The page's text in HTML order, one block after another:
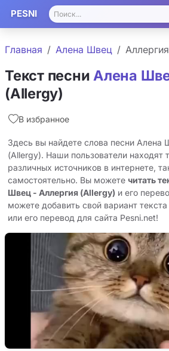
PESNI
Главная Алена Швец
Текст песни Алена
(Allergy)
В избранное
Здесь вы найдете слова песни Алена
(Allergy). Наши пользователи находят
различных источников в интернете,
самостоятельно. Вы можете читать
Швец - Аллергия (Allergy) и его
можете добавить свой вариант
или его перевод для сайта Pesni.net!